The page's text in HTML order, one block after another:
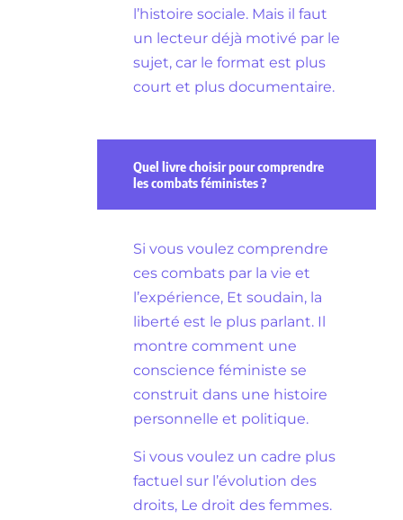
l’histoire sociale. Mais il faut
un lecteur déjà motivé par le
sujet, car le format est plus
court et plus documentaire.
Quel livre choisir pour comprendre
les combats féministes ?
Si vous voulez comprendre
ces combats par la vie et
l’expérience, Et soudain, la
liberté est le plus parlant. Il
montre comment une
conscience féministe se
construit dans une histoire
personnelle et politique.
Si vous voulez un cadre plus
factuel sur l’évolution des
droits, Le droit des femmes.